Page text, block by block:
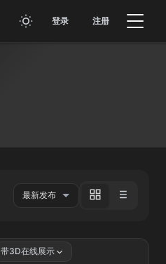
登录 注册
带3D在线展示